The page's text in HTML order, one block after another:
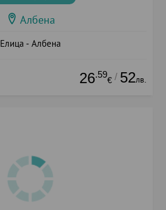
Албена
Елица - Албена
26.59
€ / 52лв.